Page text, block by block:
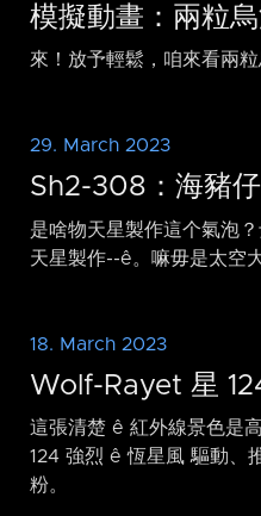
模擬動畫：兩粒
來！放予輕鬆，咱來看兩
29. March 2023
Sh2-308：海豬
是啥物天星製作這个氣泡
天星製作-⁠-ê。嘛毋是太空
18. March 2023
Wolf-Rayet 星
這張清楚 ê 紅外線景色是
124 強烈 ê 恆星風 驅動、
粉。